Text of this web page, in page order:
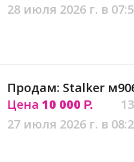
28 июля 2026 г. в
Продам: Stalker
Цена 10 000 Р.
27 июля 2026 г. в